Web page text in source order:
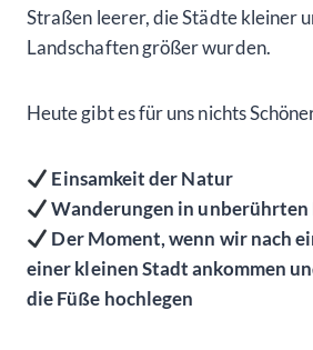
Straßen leerer, die Städte kleiner
Landschaften größer wurden.
Heute gibt es für uns nichts
Einsamkeit der Natur
Wanderungen in unberührten
Der Moment, wenn wir nach
einer kleinen Stadt ankommen
die Füße hochlegen